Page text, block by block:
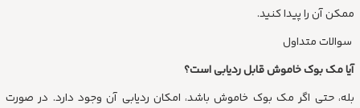
ممکن آن را پیدا کنید.
سوالات متداول
آیا مک بوک خاموش قابل ردیابی است؟
بله، حتی اگر مک بوک خاموش باشد، امکان ردیابی آن وجود دارد. در صورت